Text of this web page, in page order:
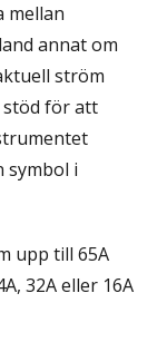
mellan
annat om
ström
stöd för att
symbol i
upp till 65A
32A eller 16A